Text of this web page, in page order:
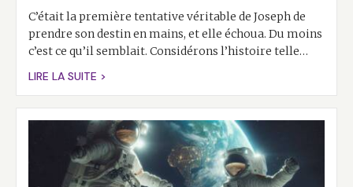
C’était la première tentative véritable de Joseph de
prendre son destin en mains, et elle échoua. Du moins
c’est ce qu’il semblait. Considérons l’histoire telle…
LIRE LA SUITE >